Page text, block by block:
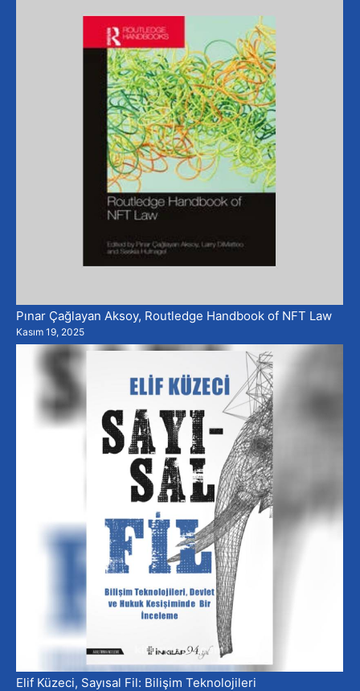
Pınar Çağlayan Aksoy, Routledge Handbook of NFT Law
Kasım 19, 2025
Elif Küzeci, Sayısal Fil: Bilişim Teknolojileri